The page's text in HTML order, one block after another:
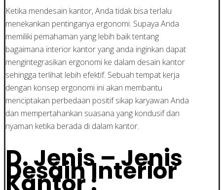
Ketika mendesain kantor, Anda tidak bisa terlalu
menekankan pentinganya ergonomi. Supaya Anda
memiliki pemahaman yang lebih baik tentang
bagaimana interior kantor yang anda inginkan dapat
mengintegrasikan ergonomi ke dalam desain kantor
sehingga terlihat lebih efektif. Sebuah tempat kerja
dengan konsep ergonomi ini akan membantu
menciptakan perbedaan positif sikap karyawan Anda
dan mempertahankan suasana yang kondusif dan
nyaman ketika berada di dalam kantor.
D. Jenis – Jenis
Desain Interior
Kantor :